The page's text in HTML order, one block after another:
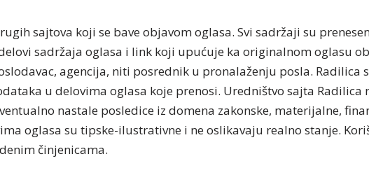
sajtova koji se bave objavom oglasa. Svi sadržaji su
sadržaja oglasa i link koji upućuje ka originalnom oglasu
agencija, niti posrednik u pronalaženju posla. Radilica
u delovima oglasa koje prenosi. Uredništvo sajta Radilica
nastale posledice iz domena zakonske, materijalne,
oglasa su tipske-ilustrativne i ne oslikavaju realno stanje.
činjenicama.